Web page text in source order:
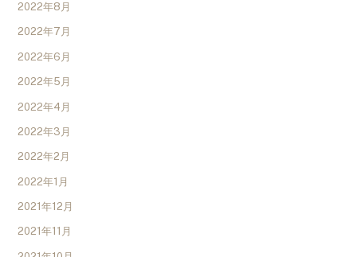
2022年8月
2022年7月
2022年6月
2022年5月
2022年4月
2022年3月
2022年2月
2022年1月
2021年12月
2021年11月